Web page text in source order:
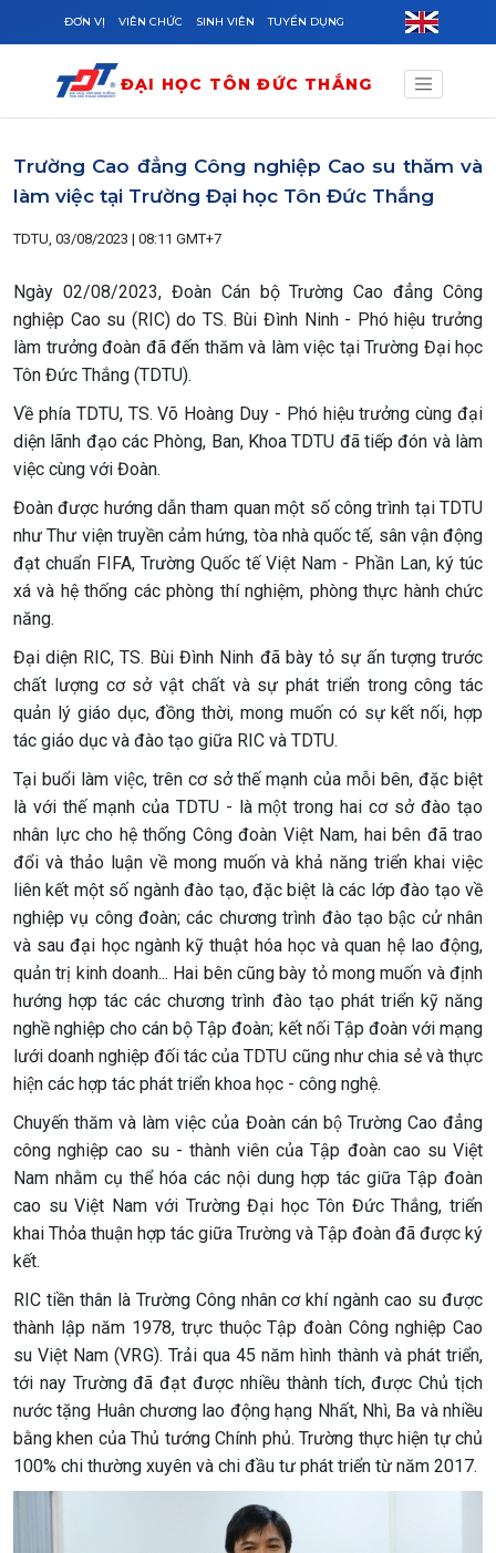
Skip to main content
ĐƠN VỊ VIÊN CHỨC SINH VIÊN TUYỂN DỤNG
ĐẠI HỌC TÔN ĐỨC THẮNG
Trường Cao đẳng Công nghiệp Cao su thăm và
làm việc tại Trường Đại học Tôn Đức Thắng
TDTU, 03/08/2023 | 08:11 GMT+7
Ngày 02/08/2023, Đoàn Cán bộ Trường Cao đẳng Công
nghiệp Cao su (RIC) do TS. Bùi Đình Ninh - Phó hiệu trưởng
làm trưởng đoàn đã đến thăm và làm việc tại Trường Đại học
Tôn Đức Thắng (TDTU).
Về phía TDTU, TS. Võ Hoàng Duy - Phó hiệu trưởng cùng đại
diện lãnh đạo các Phòng, Ban, Khoa TDTU đã tiếp đón và làm
việc cùng với Đoàn.
Đoàn được hướng dẫn tham quan một số công trình tại TDTU
như Thư viện truyền cảm hứng, tòa nhà quốc tế, sân vận động
đạt chuẩn FIFA, Trường Quốc tế Việt Nam - Phần Lan, ký túc
xá và hệ thống các phòng thí nghiệm, phòng thực hành chức
năng.
Đại diện RIC, TS. Bùi Đình Ninh đã bày tỏ sự ấn tượng trước
chất lượng cơ sở vật chất và sự phát triển trong công tác
quản lý giáo dục, đồng thời, mong muốn có sự kết nối, hợp
tác giáo dục và đào tạo giữa RIC và TDTU.
Tại buổi làm việc, trên cơ sở thế mạnh của mỗi bên, đặc biệt
là với thế mạnh của TDTU - là một trong hai cơ sở đào tạo
nhân lực cho hệ thống Công đoàn Việt Nam, hai bên đã trao
đổi và thảo luận về mong muốn và khả năng triển khai việc
liên kết một số ngành đào tạo, đặc biệt là các lớp đào tạo về
nghiệp vụ công đoàn; các chương trình đào tạo bậc cử nhân
và sau đại học ngành kỹ thuật hóa học và quan hệ lao động,
quản trị kinh doanh... Hai bên cũng bày tỏ mong muốn và định
hướng hợp tác các chương trình đào tạo phát triển kỹ năng
nghề nghiệp cho cán bộ Tập đoàn; kết nối Tập đoàn với mạng
lưới doanh nghiệp đối tác của TDTU cũng như chia sẻ và thực
hiện các hợp tác phát triển khoa học - công nghệ.
Chuyến thăm và làm việc của Đoàn cán bộ Trường Cao đẳng
công nghiệp cao su - thành viên của Tập đoàn cao su Việt
Nam nhằm cụ thể hóa các nội dung hợp tác giữa Tập đoàn
cao su Việt Nam với Trường Đại học Tôn Đức Thắng, triển
khai Thỏa thuận hợp tác giữa Trường và Tập đoàn đã được ký
kết.
RIC tiền thân là Trường Công nhân cơ khí ngành cao su được
thành lập năm 1978, trực thuộc Tập đoàn Công nghiệp Cao
su Việt Nam (VRG). Trải qua 45 năm hình thành và phát triển,
tới nay Trường đã đạt được nhiều thành tích, được Chủ tịch
nước tặng Huân chương lao động hạng Nhất, Nhì, Ba và nhiều
bằng khen của Thủ tướng Chính phủ. Trường thực hiện tự chủ
100% chi thường xuyên và chi đầu tư phát triển từ năm 2017.